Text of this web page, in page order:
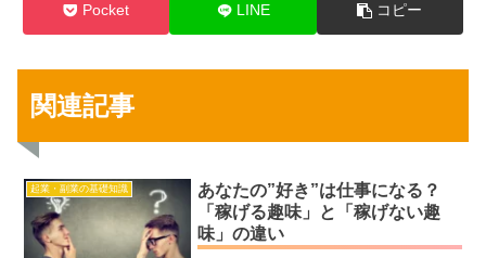
Pocket LINE コピー
関連記事
起業・副業の基礎知識
あなたの”好き”は仕事になる？
「稼げる趣味」と「稼げない趣
味」の違い